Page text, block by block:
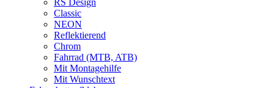
Classic
NEON
Reflektierend
Chrom
Fahrrad (MTB, ATB)
Mit Montagehilfe
Mit Wunschtext